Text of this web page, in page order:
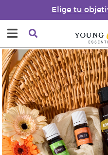
Elige tu